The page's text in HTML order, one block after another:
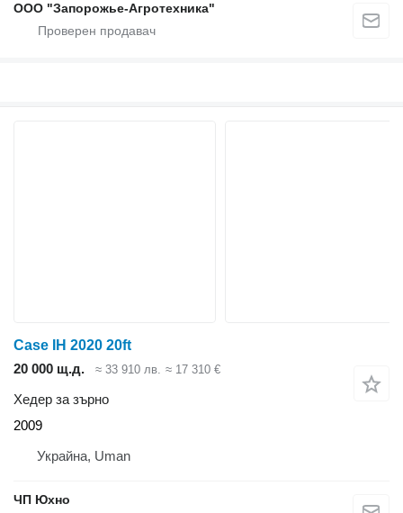
ООО "Запорожье-Агротехника"
Case IH 2020 20ft
20 000 щ.д.
≈ 33 910 лв. ≈ 17 310 €
Хедер за зърно
2009
Украйна, Uman
ЧП Юхно